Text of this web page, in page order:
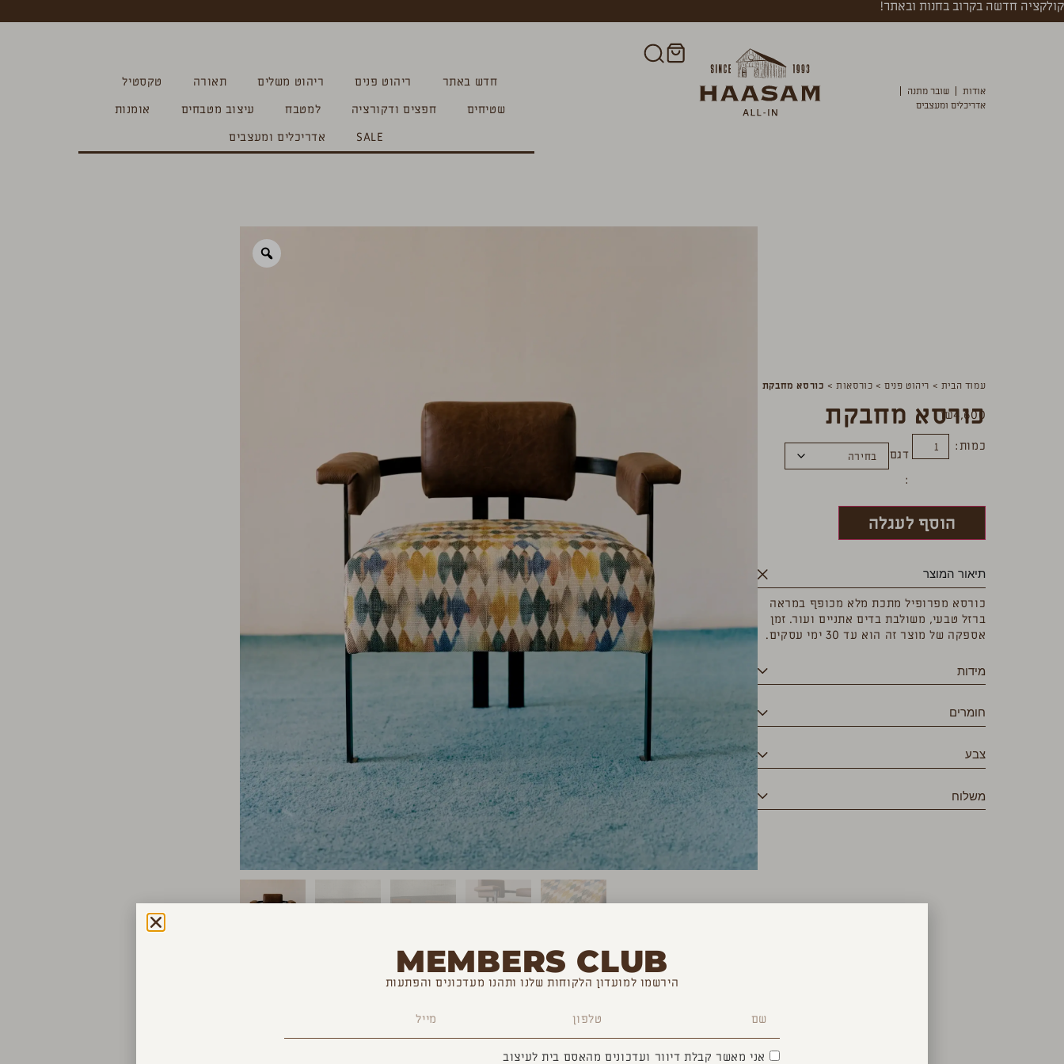
קולקציה חדשה בקרוב בחנות ובאתר!
אודות
שובר מתנה
אדריכלים ומעצבים
חדש באתר ריהוט פנים ריהוט משלים תאורה
טקסטיל
שטיחים
חפצים ודקורציה למטבח עיצוב מטבחים
אומנות
SALE
אדריכלים ומעצבים
עמוד הבית > ריהוט פנים> כורסאות> כורסא מחבקת
כורסא מחבקת
₪4,600
כמות:
דגם
הוסף לעגלה
תיאור המוצר
כורסא מפרופיל מתכת מלא מכופף במראה
ברזל טבעי, משולבת בדים אתניים ועור. זמן
אספקה של מוצר זה הוא עד 30 ימי עסקים.
מידות
חומרים
צבע
משלוח
MEMBERS CLUB
הירשמו למועדון הלקוחות שלנו ותהנו מעדכונים והפתעות
אני מאשר קבלת דיוור ועדכונים מהאסם בית לעיצוב